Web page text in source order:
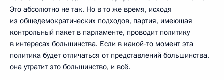
Это абсолютно не так. Но в то же время, исходя
из общедемократических подходов, партия, имеющая
контрольный пакет в парламенте, проводит политику
в интересах большинства. Если в какой‑то момент эта
политика будет отличаться от представлений большинства,
она утратит это большинство, и всё.